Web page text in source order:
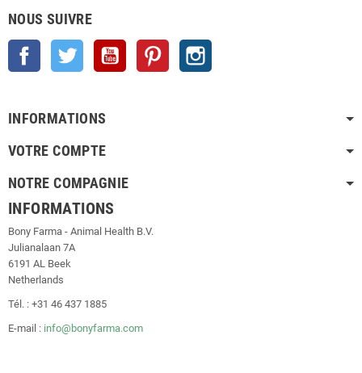
NOUS SUIVRE
Facebook Twitter YouTube Pinterest
INFORMATIONS
VOTRE COMPTE
NOTRE COMPAGNIE
INFORMATIONS
Bony Farma - Animal Health B.V.
Julianalaan 7A
6191 AL Beek
Netherlands
Tél. : +31 46 437 1885
E-mail : info@bonyfarma.com